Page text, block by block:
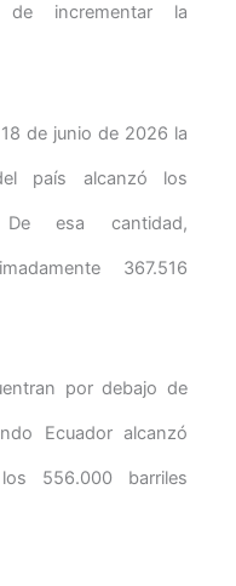
incrementar la
de junio de 2026 la
país alcanzó los
esa cantidad,
367.516
por debajo de
Ecuador alcanzó
556.000 barriles